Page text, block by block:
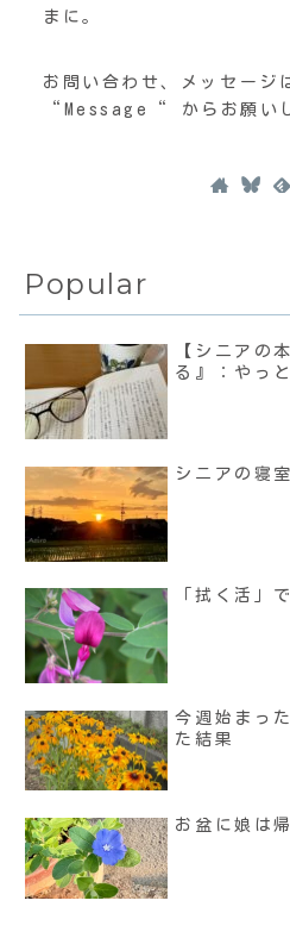
まに。
お問い合わせ、メッセージ
“Message“ からお願い
Popular
【シニアの
る』：やっ
シニアの寝
「拭く活」
今週始まっ
た結果
お盆に娘は